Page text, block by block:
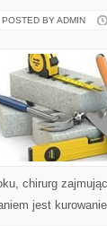
POSTED BY ADMIN
chirurg
jest